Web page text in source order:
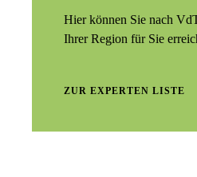
Hier können Sie nach
Ihrer Region für Sie
ZUR EXPERTEN LISTE